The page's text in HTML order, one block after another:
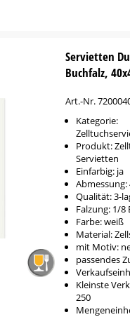
Servietten
Buchfalz,
Art.-Nr.
Kategorie:
Produkt:
Servietten
Einfarbig: ja
Abmessung:
Qualität: 3-
Falzung: 1/8
Farbe: weiß
Material:
mit Motiv:
passendes
Kleinste
250